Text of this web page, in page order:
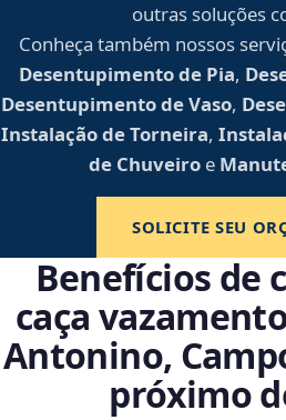
outras soluções
Conheça também nossos
Desentupimento de Pia,
Desentupimento de Vaso,
Instalação de Torneira,
de Chuveiro e
SOLICITE SEU
Benefícios de
caça
Antonino,
próximo